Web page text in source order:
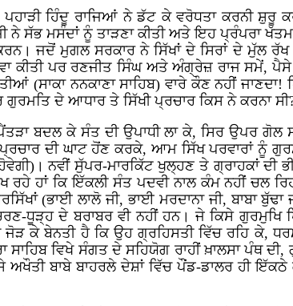
ਹਿੰਦੂ ਰਾਜਿਆਂ ਨੇ ਡੱਟ ਕੇ ਵਰੋਧਤਾ ਕਰਨੀ ਸ਼ੁਰੂ
ਸੱਭ ਮਸੰਦਾਂ ਨੂੰ ਤਾੜਣਾ ਕੀਤੀ ਅਤੇ ਇਹ ਪ੍ਰੰਪਰਾ ਖੱਤਮ
ਜਦੋਂ ਮੁਗਲ ਸਰਕਾਰ ਨੇ ਸਿੱਖਾਂ ਦੇ ਸਿਰਾਂ ਦੇ ਮੁੱਲ ਰੱਖ
ਕੀਤੀ ਪਰ ਰਣਜੀਤ ਸਿੰਘ ਅਤੇ ਅੰਗ੍ਰੇਜ਼ ਰਾਜ ਸਮੇਂ, ਪੈਸੇ
ਨਨਕਾਣਾ ਸਾਹਿਬ) ਵਾਰੇ ਕੌਣ ਨਹੀਂ ਜਾਣਦਾ!
ਦੇ ਆਧਾਰ ਤੇ ਸਿੱਖੀ ਪ੍ਰਚਾਰ ਕਿਸ ਨੇ ਕਰਨਾ
ਬਦਲ ਕੇ ਸੰਤ ਦੀ ਉਪਾਧੀ ਲਾ ਕੇ, ਸਿਰ ਉਪਰ ਗੋਲ
ਦੀ ਘਾਟ ਹੋਂਣ ਕਰਕੇ, ਆਮ ਸਿੱਖ ਪਰਵਾਰਾਂ ਨੂੰ
ਨਵੀਂ ਸੁੱਪਰ-ਮਾਰਕਿੱਟ ਖੁਲ੍ਹਣ ਤੇ ਗ੍ਰਾਹਕਾਂ ਦੀ
ਹਾਂ ਕਿ ਇੱਕਲੀ ਸੰਤ ਪਦਵੀ ਨਾਲ ਕੰਮ ਨਹੀਂ ਚਲ
(ਭਾਈ ਲਾਲੋ ਜੀ, ਭਾਈ ਮਰਦਾਨਾ ਜੀ, ਬਾਬਾ ਬੁੱਢਾ
ਚਰਣ-ਧੂੜ੍ਹ ਦੇ ਬਰਾਬਰ ਵੀ ਨਹੀਂ ਹਨ। ਜੇ ਕਿਸੇ
ਕੇ ਬੇਨਤੀ ਹੈ ਕਿ ਉਹ ਗ੍ਰਹਿਸਤੀ ਵਿੱਚ ਰਹਿ ਕੇ,
ਵਿਖੇ ਸੰਗਤ ਦੇ ਸਹਿਯੋਗ ਰਾਹੀਂ ਖ਼ਾਲਸਾ ਪੰਥ ਦੀ,
ਅਖੌਤੀ ਬਾਬੇ ਬਾਹਰਲੇ ਦੇਸ਼ਾਂ ਵਿੱਚ ਪੌਂਡ-ਡਾਲਰ ਹੀ